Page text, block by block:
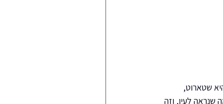
שטארוט,
שנראה לעין, וזה